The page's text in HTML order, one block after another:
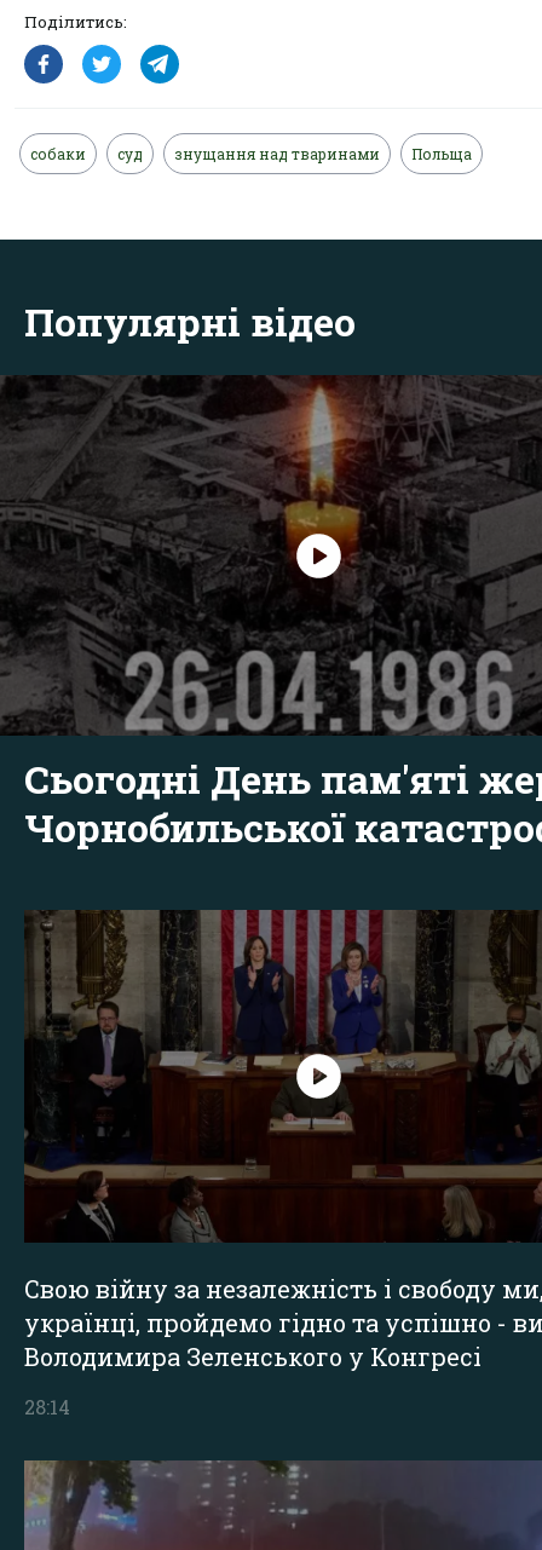
Поділитись:
собаки суд знущання над тваринами Польща
Популярні відео
Сьогодні День пам'яті
Чорнобильської
Свою війну за незалежність і свободу
українці, пройдемо гідно та успішно -
Володимира Зеленського у Конгресі
28:14